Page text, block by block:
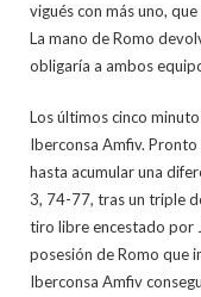
vigués con más uno,
La mano de Romo
obligaría a ambos
Los últimos cinco
Iberconsa Amfiv.
hasta acumular una
3, 74-77, tras un triple
tiro libre encestado por
posesión de Romo que
Iberconsa Amfiv